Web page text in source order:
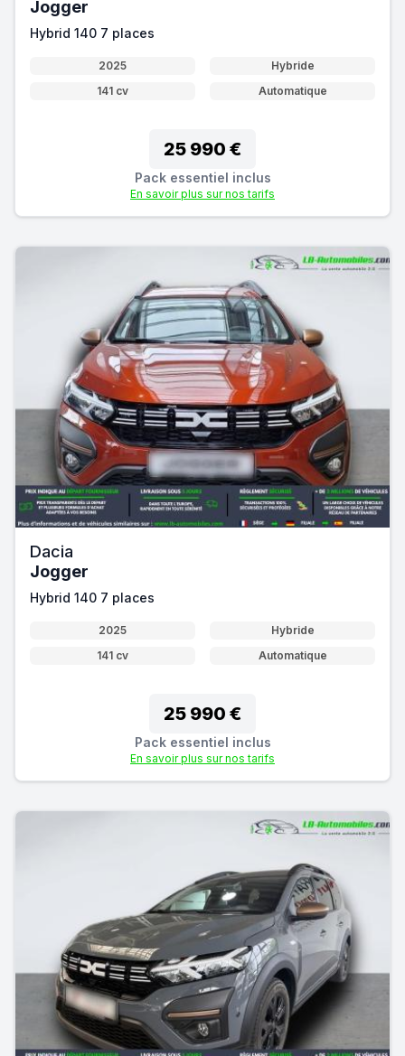
Jogger
Hybrid 140 7 places
2025
Hybride
141 cv
Automatique
25 990 €
Pack essentiel inclus
En savoir plus sur nos tarifs
Dacia
Jogger
Hybrid 140 7 places
2025
Hybride
141 cv
Automatique
25 990 €
Pack essentiel inclus
En savoir plus sur nos tarifs